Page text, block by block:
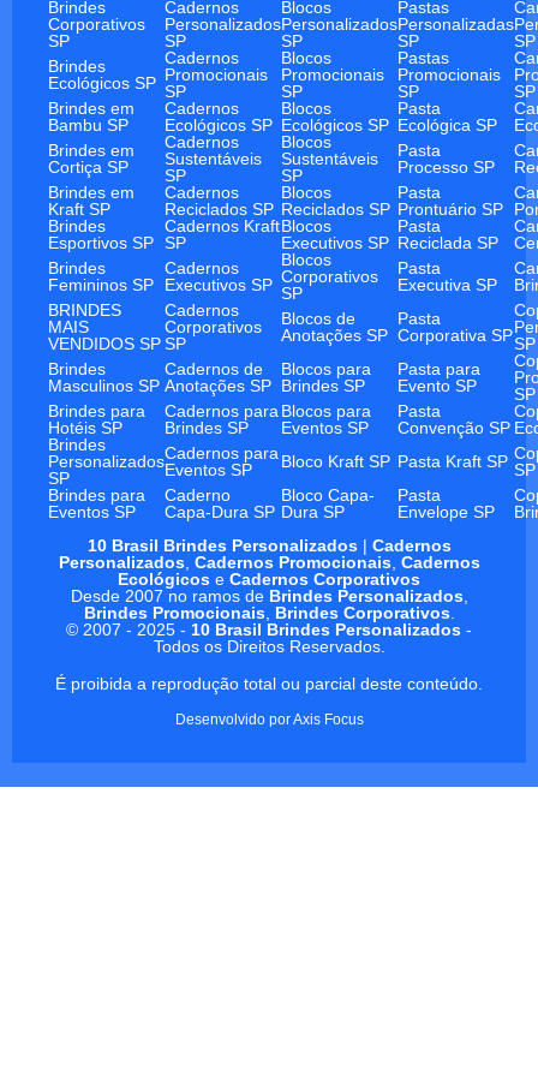
Brindes
Corporativos
SP
Cadernos
Personalizados
SP
Blocos
Personalizados
SP
Pastas
Personalizadas
SP
SP
Brindes
Ecológicos SP
Cadernos
Promocionais
SP
Blocos
Promocionais
SP
Pastas
Promocionais
SP
SP
Brindes em
Bambu SP
Cadernos
Ecológicos SP
Blocos
Ecológicos SP
Pasta
Ecológica SP
Brindes em
Cortiça SP
Cadernos
Sustentáveis
SP
Blocos
Sustentáveis
SP
Pasta
Processo SP
Brindes em
Kraft SP
Cadernos
Reciclados SP
Blocos
Reciclados SP
Pasta
Prontuário SP
Brindes
Esportivos SP
Cadernos Kraft
SP
Blocos
Executivos SP
Pasta
Reciclada SP
Brindes
Femininos SP
Cadernos
Executivos SP
Blocos
Corporativos
SP
Pasta
Executiva SP
BRINDES
MAIS
VENDIDOS SP
Cadernos
Corporativos
SP
Blocos de
Anotações SP
Pasta
Corporativa SPSP
Brindes
Masculinos SP
Cadernos de
Anotações SP
Blocos para
Brindes SP
Pasta para
Evento SP
SP
Brindes para
Hotéis SP
Cadernos para
Brindes SP
Blocos para
Eventos SP
Pasta
Convenção SP
Brindes
Personalizados
SP
Cadernos para
Eventos SP
Bloco Kraft SP Pasta Kraft SP SP
Brindes para
Eventos SP
Caderno
Capa-Dura SP
Bloco Capa-
Dura SP
Pasta
Envelope SP
10 Brasil Brindes Personalizados| Cadernos
Personalizados, Cadernos Promocionais, Cadernos
Ecológicos e Cadernos Corporativos
Desde 2007 no ramos de Brindes Personalizados,
Brindes Promocionais, Brindes Corporativos.
© 2007 - 2025 - 10 Brasil Brindes Personalizados -
Todos os Direitos Reservados.
É proibida a reprodução total ou parcial deste conteúdo.
Desenvolvido porAxis Focus